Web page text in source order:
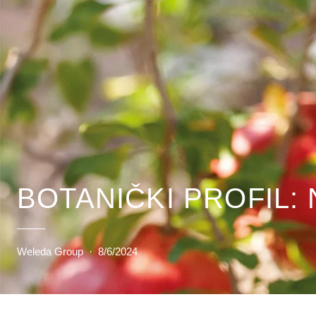
BOTANIČKI PROFIL:
Weleda Group · 8/6/2024